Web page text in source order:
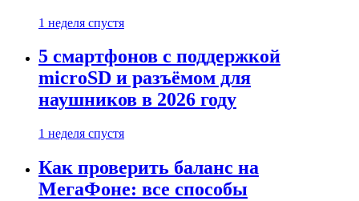
1 неделя спустя
5 смартфонов с поддержкой
microSD и разъёмом для
наушников в 2026 году
1 неделя спустя
Как проверить баланс на
МегаФоне: все способы